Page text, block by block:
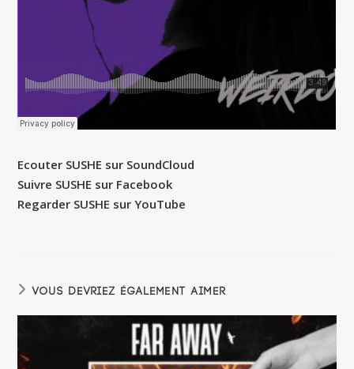
Ecouter SUSHE sur SoundCloud
Suivre SUSHE sur Facebook
Regarder SUSHE sur YouTube
VOUS DEVRIEZ ÉGALEMENT AIMER